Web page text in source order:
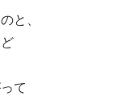
と、
て